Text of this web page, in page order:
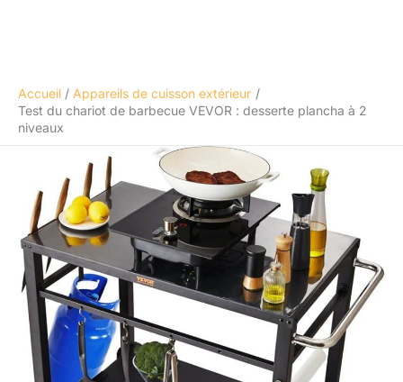
Accueil
Appareils de cuisson extérieur
Test du chariot de barbecue VEVOR : desserte plancha à 2
niveaux